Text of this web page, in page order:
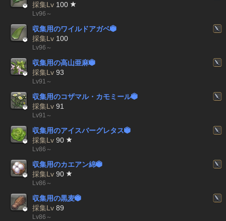

採集Lv 100
Lv96～

収集用のワイルドアガベ
採集Lv 100
Lv96～

収集用の高山亜麻
採集Lv 93
Lv91～

収集用のコザマル・カモミール
採集Lv 91
Lv91～

収集用のアイスバーグレタス
採集Lv 90
Lv86～

収集用のカエアン綿
採集Lv 90
Lv86～

収集用の黒麦
採集Lv 89
Lv86～